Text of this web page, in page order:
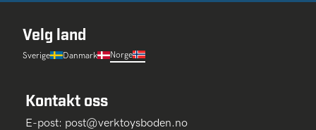
Velg land
Sverige Danmark Norge
Kontakt oss
E-post: post@verktoysboden.no